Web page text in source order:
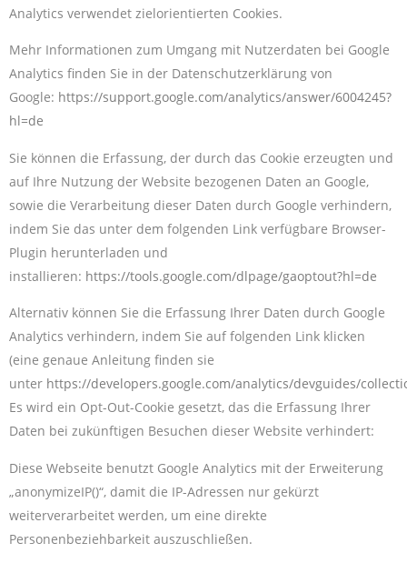
Analytics verwendet zielorientierten Cookies.
Mehr Informationen zum Umgang mit Nutzerdaten bei Google
Analytics finden Sie in der Datenschutzerklärung von
Google: https://support.google.com/analytics/answer/6004245?
hl=de
Sie können die Erfassung, der durch das Cookie erzeugten und
auf Ihre Nutzung der Website bezogenen Daten an Google,
sowie die Verarbeitung dieser Daten durch Google verhindern,
indem Sie das unter dem folgenden Link verfügbare Browser-
Plugin herunterladen und
installieren: https://tools.google.com/dlpage/gaoptout?hl=de
Alternativ können Sie die Erfassung Ihrer Daten durch Google
Analytics verhindern, indem Sie auf folgenden Link klicken
(eine genaue Anleitung finden sie
unter https://developers.google.com/analytics/devguides/
Es wird ein Opt-Out-Cookie gesetzt, das die Erfassung Ihrer
Daten bei zukünftigen Besuchen dieser Website verhindert:
Diese Webseite benutzt Google Analytics mit der Erweiterung
„anonymizeIP()“, damit die IP-Adressen nur gekürzt
weiterverarbeitet werden, um eine direkte
Personenbeziehbarkeit auszuschließen.